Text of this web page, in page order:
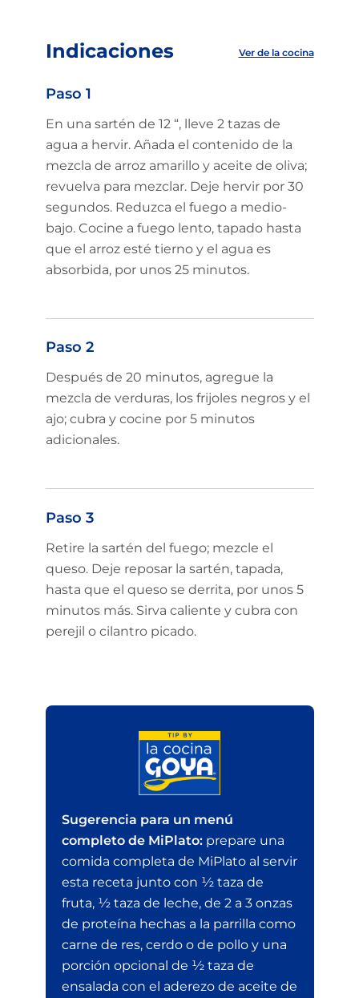
Indicaciones Ver de la cocina
Paso 1
En una sartén de 12 “, lleve 2 tazas de
agua a hervir. Añada el contenido de la
mezcla de arroz amarillo y aceite de oliva;
revuelva para mezclar. Deje hervir por 30
segundos. Reduzca el fuego a medio-
bajo. Cocine a fuego lento, tapado hasta
que el arroz esté tierno y el agua es
absorbida, por unos 25 minutos.
Paso 2
Después de 20 minutos, agregue la
mezcla de verduras, los frijoles negros y el
ajo; cubra y cocine por 5 minutos
adicionales.
Paso 3
Retire la sartén del fuego; mezcle el
queso. Deje reposar la sartén, tapada,
hasta que el queso se derrita, por unos 5
minutos más. Sirva caliente y cubra con
perejil o cilantro picado.
Sugerencia para un menú
completo de MiPlato:prepare una
comida completa de MiPlato al servir
esta receta junto con ½ taza de
fruta, ½ taza de leche, de 2 a 3 onzas
de proteína hechas a la parrilla como
carne de res, cerdo o de pollo y una
porción opcional de ½ taza de
ensalada con el aderezo de aceite de